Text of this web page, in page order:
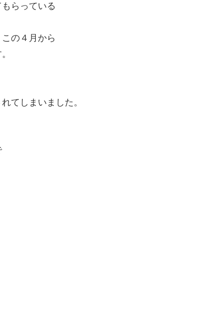
らっている
の４月から
てしまいました。